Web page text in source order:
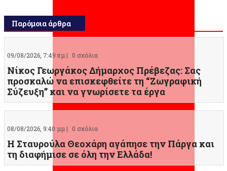
Παρόμοια άρθρα
09/08/2026, 7:49 πμ | 0 σχόλια
Νίκος Γεωργάκος Δήμαρχος Πρέβεζας: Σας
προσκαλώ να επισκεφθείτε τη “Ζωγραφική
Σύζευξη” και να γνωρίσετε τα έργα
08/08/2026, 9:40 μμ | 0 σχόλια
Η Σταυρούλα Θεοχάρη αγάπησε την Πάργα και
τη διαφήμισε σε όλη την Ελλάδα!